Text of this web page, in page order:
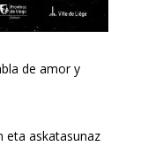
de amor y
eta askatasunaz